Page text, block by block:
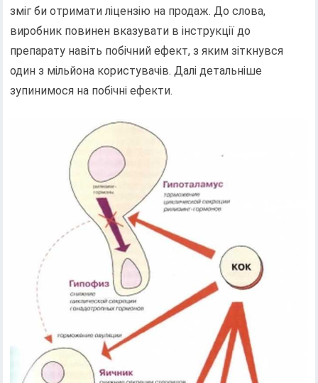
зміг би отримати ліцензію на продаж. До слова,
виробник повинен вказувати в інструкції до
препарату навіть побічний ефект, з яким зіткнувся
один з мільйона користувачів. Далі детальніше
зупинимося на побічні ефекти.